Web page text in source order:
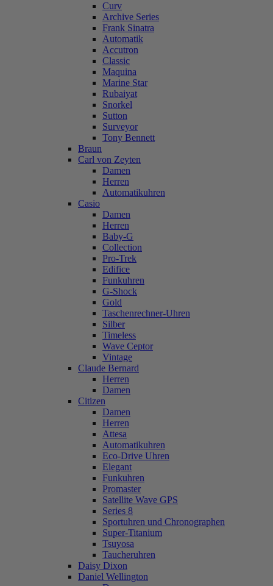
Curv
Archive Series
Frank Sinatra
Automatik
Accutron
Classic
Maquina
Marine Star
Rubaiyat
Snorkel
Sutton
Surveyor
Tony Bennett
Braun
Carl von Zeyten
Damen
Herren
Automatikuhren
Casio
Damen
Herren
Baby-G
Collection
Pro-Trek
Edifice
Funkuhren
G-Shock
Gold
Taschenrechner-Uhren
Silber
Timeless
Wave Ceptor
Vintage
Claude Bernard
Herren
Damen
Citizen
Damen
Herren
Attesa
Automatikuhren
Eco-Drive Uhren
Elegant
Funkuhren
Promaster
Satellite Wave GPS
Series 8
Sportuhren und Chronographen
Super-Titanium
Tsuyosa
Taucheruhren
Daisy Dixon
Daniel Wellington